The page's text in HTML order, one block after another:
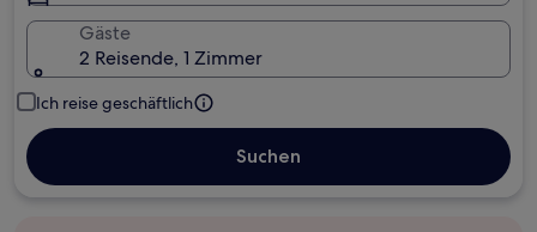
Gäste
2 Reisende, 1 Zimmer
Ich reise geschäftlich
Suchen